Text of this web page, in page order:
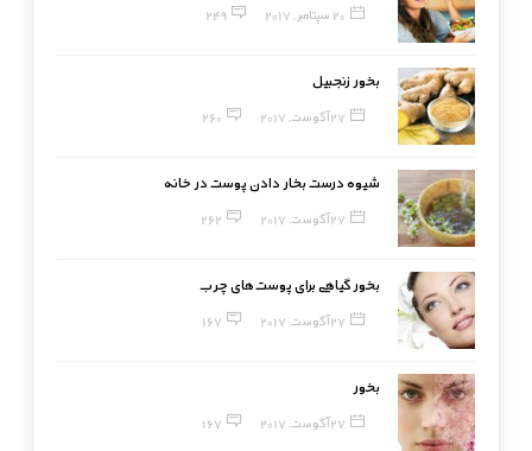
20 سپتامبر, 2017 249
بخور زنجبیل
27 آگوست, 2017 260
شیوه درست بخار دادن پوست در خانه
27 آگوست, 2017 262
بخور گیاهی برای پوست‌های چرب
27 آگوست, 2017 167
بخور
27 آگوست, 2017 167